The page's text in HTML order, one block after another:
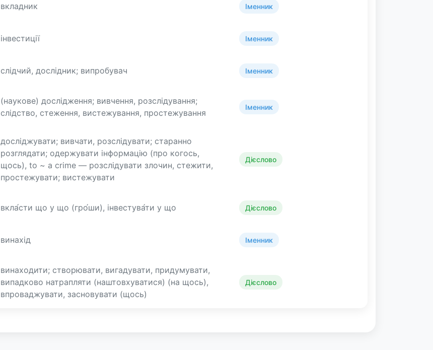
вкладник Іменник
інвестиції Іменник
слідчий, дослідник; випробувач Іменник
(наукове) дослідження; вивчення, розслідування;
слідство, стеження, вистежування, простежування
Іменник
досліджувати; вивчати, розслідувати; старанно
розглядати; одержувати інформацію (про когось,
щось), to ~ a crime — розслідувати злочин, стежити,
простежувати; вистежувати
Дієслово
вкла́сти що у що (гро́ши), інвестува́ти у що Дієслово
винахід Іменник
винаходити; створювати, вигадувати, придумувати,
випадково натрапляти (наштовхуватися) (на щось),
впроваджувати, засновувати (щось)
Дієслово